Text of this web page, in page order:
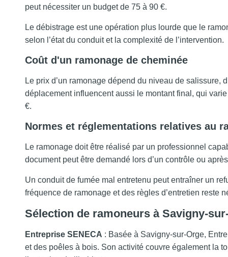
peut nécessiter un budget de 75 à 90 €.
Le débistrage est une opération plus lourde que le
selon l’état du conduit et la complexité de l’intervention.
Coût d'un ramonage de cheminée
Le prix d’un ramonage dépend du niveau de salissure,
déplacement influencent aussi le montant final, qui
€.
Normes et réglementations relatives au
Le ramonage doit être réalisé par un professionnel
document peut être demandé lors d’un contrôle ou
Un conduit de fumée mal entretenu peut entraîner un
fréquence de ramonage et des règles d’entretien reste
Sélection de ramoneurs à Savigny-
Entreprise SENECA : Basée à Savigny-sur-Orge,
et des poêles à bois. Son activité couvre également la